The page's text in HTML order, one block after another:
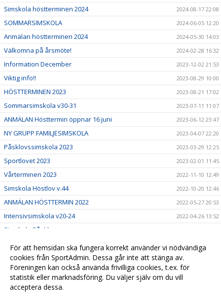
Simskola höstterminen 2024 2024-08-17 22:08
SOMMARSIMSKOLA 2024-06-05 12:20
Anmälan höstterminen 2024 2024-05-30 14:03
Välkomna på årsmöte! 2024-02-28 16:32
Information December 2023-12-02 21:53
Viktig info!! 2023-08-29 10:00
HÖSTTERMINEN 2023 2023-08-21 17:02
Sommarsimskola v30-31 2023-07-11 11:07
ANMÄLAN Hösttermin öppnar 16 juni 2023-06-12 23:47
NY GRUPP FAMILJESIMSKOLA 2023-04-07 22:20
Påsklovssimskola 2023 2023-03-29 12:25
Sportlovet 2023 2023-02-01 11:45
Vårterminen 2023 2022-11-10 12:49
Simskola Höstlov v.44 2022-10-20 12:46
ANMÄLAN HÖSTTERMIN 2022 2022-05-27 20:53
Intensivsimskola v20-24 2022-04-26 13:52
Simskola Påsklov
Återanmälan 2021-12-01 00:35
Välkomna till vår nya hemsida! 2021-10-05 09:56
Söker ledare till ASK 2021-10-02 10:09
För att hemsidan ska fungera korrekt använder vi nödvändiga
cookies från SportAdmin. Dessa går inte att stänga av.
Föreningen kan också använda frivilliga cookies, t.ex. för
statistik eller marknadsföring. Du väljer själv om du vill
acceptera dessa.